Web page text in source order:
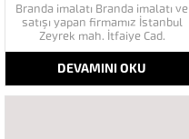
Branda imalatı Branda imalatı ve
satışı yapan firmamız İstanbul
Zeyrek mah. İtfaiye Cad.
Kovacılar Sk. No:3/5 Shell Petrol
Karşısı / Fatih / mağazamızda
hizmet vermektedir. Branda
Türkiye’de bilindiği gibi uzun
DEVAMINI OKU